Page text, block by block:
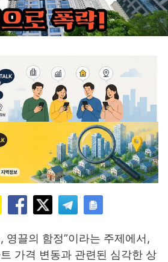
영끌의 함정”이라는 주제에서,
가격 변동과 관련된 심각한 상